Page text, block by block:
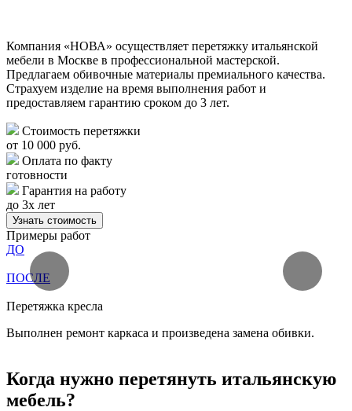
Компания «НОВА» осуществляет перетяжку итальянской
мебели в Москве в профессиональной мастерской.
Предлагаем обивочные материалы премиального качества.
Страхуем изделие на время выполнения работ и
предоставляем гарантию сроком до 3 лет.
Стоимость перетяжки
от 10 000 руб.
Оплата по факту
готовности
Гарантия на работу
до 3х лет
Узнать стоимость
Примеры работ
ДО
ПОСЛЕ
Перетяжка кресла
Выполнен ремонт каркаса и произведена замена обивки.
Когда нужно перетянуть итальянскую
мебель?